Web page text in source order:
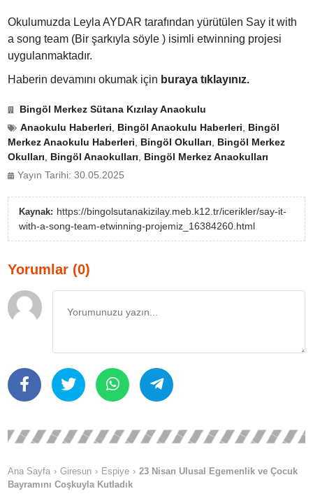
Okulumuzda Leyla AYDAR tarafından yürütülen Say it with
a song team (Bir şarkıyla söyle ) isimli etwinning projesi
uygulanmaktadır.
Haberin devamını okumak için buraya tıklayınız.
Bingöl Merkez Sütana Kızılay Anaokulu
Anaokulu Haberleri
Bingöl Anaokulu Haberleri
Bingöl
Merkez Anaokulu Haberleri
Bingöl Okulları
Bingöl Merkez
Okulları
Bingöl Anaokulları
Bingöl Merkez Anaokulları
Yayın Tarihi: 30.05.2025
Kaynak: https://bingolsutanakizilay.meb.k12.tr/icerikler/say-it-
with-a-song-team-etwinning-projemiz_16384260.html
Yorumlar (0)
Ana Sayfa Giresun Espiye
23 Nisan Ulusal Egemenlik ve Çocuk
Bayramını Coşkuyla Kutladık